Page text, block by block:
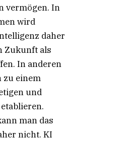
vermögen. In
wird
daher
Zukunft als
In anderen
zu einem
und
man das
nicht. KI